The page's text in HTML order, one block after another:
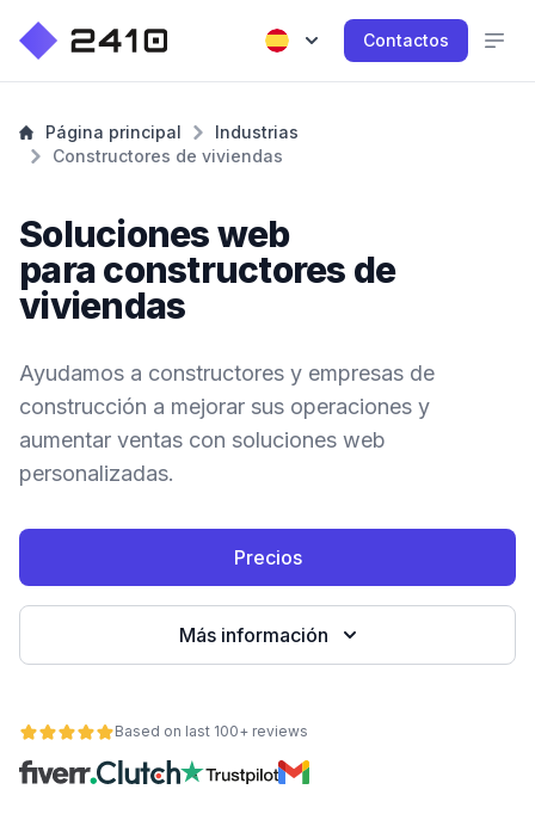
Contactos
Página principal
Industrias
Constructores de viviendas
Soluciones web
para constructores de
viviendas
Ayudamos a constructores y empresas de
construcción a mejorar sus operaciones y
aumentar ventas con soluciones web
personalizadas.
Precios
Más información
Based on last 100+ reviews